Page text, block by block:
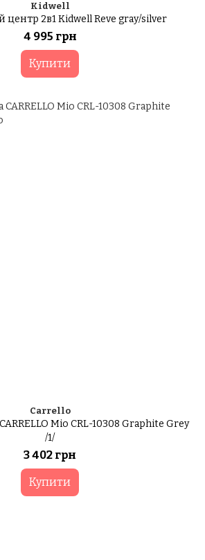
Kidwell
центр 2в1 Kidwell Reve gray/silver
4 995 грн
Купити
Carrello
Mio CRL-10308 Graphite Grey
/1/
3 402 грн
Купити